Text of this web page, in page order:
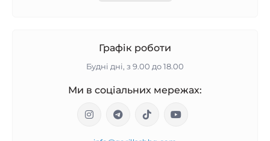
Графік роботи
Будні дні, з 9.00 до 18.00
Ми в соціальних мережах: